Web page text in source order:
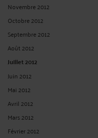
Novembre 2012
Octobre 2012
Septembre 2012
Août 2012
Juillet 2012
Juin 2012
Mai 2012
Avril 2012
Mars 2012
Février 2012